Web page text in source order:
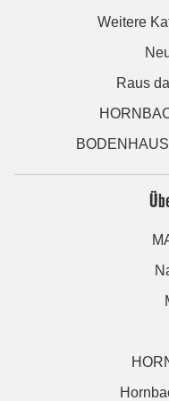
Weitere
Raus